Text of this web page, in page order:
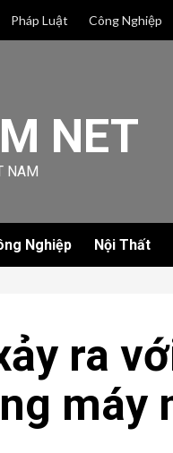
Pháp Luật Công Nghiệp
NET
NAM
Nghiệp Nội Thất
ra
máy